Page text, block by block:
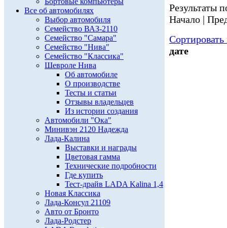
Все об автомобилях
Выбор автомобиля
Семейство ВАЗ-2110
Семейство "Самара"
Семейство "Нива"
Семейство "Классика"
Шевроле Нива
Об автомобиле
О производстве
Тесты и статьи
Отзывы владельцев
Из истории создания
Автомобили "Ока"
Минивэн 2120 Надежда
Лада-Калина
Выставки и награды
Цветовая гамма
Технические подробности
Где купить
Тест-драйв LADA Kalina 1,4
Новая Классика
Лада-Консул 21109
Авто от Бронто
Лада-Родстер
Результаты
Начало |
дате